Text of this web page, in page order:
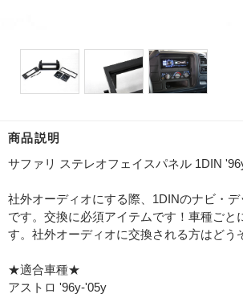
商品説明
サファリ ステレオフェイスパネル 1DIN
社外オーディオにする際、1DINのナビ・
です。交換に必須アイテムです！車種ごと
す。社外オーディオに交換される方はどう
★適合車種★
アストロ '96y-'05y